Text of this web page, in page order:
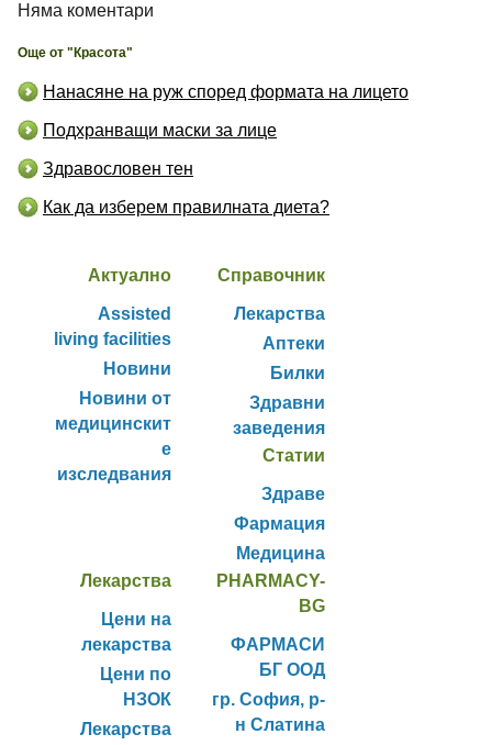
Няма коментари
Още от "Красота"
Нанасяне на руж според формата на лицето
Подхранващи маски за лице
Здравословен тен
Как да изберем правилната диета?
Актуално
Assisted
living facilities
Новини
Новини от
медицинскит
е
изследвания
Справочник
Лекарства
Аптеки
Билки
Здравни
заведения
Статии
Здраве
Фармация
Медицина
Лекарства
Цени на
лекарства
Цени по
НЗОК
Лекарства
PHARMACY-
BG
ФАРМАСИ
БГ ООД
гр. София, р-
н Слатина